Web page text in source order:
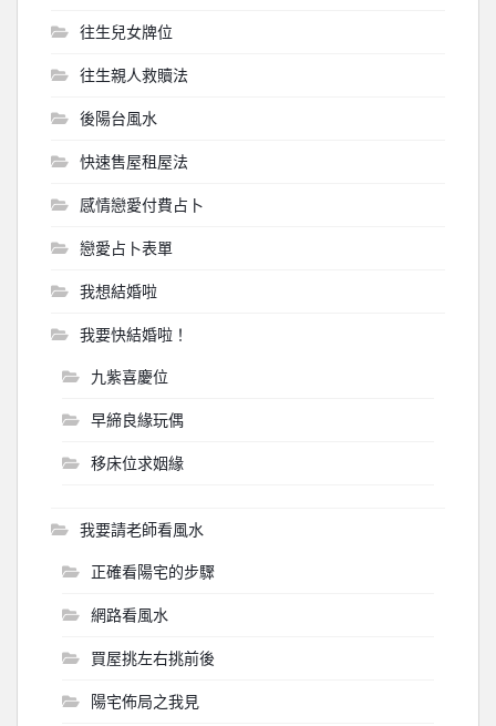
往生兒女牌位
往生親人救贖法
後陽台風水
快速售屋租屋法
感情戀愛付費占卜
戀愛占卜表單
我想結婚啦
我要快結婚啦！
九紫喜慶位
早締良緣玩偶
移床位求姻緣
我要請老師看風水
正確看陽宅的步驟
網路看風水
買屋挑左右挑前後
陽宅佈局之我見